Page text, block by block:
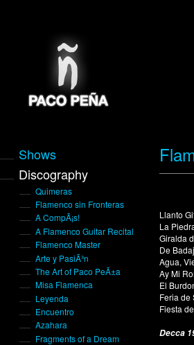
Shows
Discography
Quimeras
Flamenco sin Fronteras
A CompÃ¡s!
A Flamenco Guitar Recital
Flamenco Master
Arte y PasiÃ³n
The Art of Paco PeÃ±a
Misa Flamenca
Leyenda
Encuentro
Azahara
Fragments of a Dream
Llanto
La
Giralda
De
Agua,
Ay Mi
El
Feria de
Fiesta
Decca